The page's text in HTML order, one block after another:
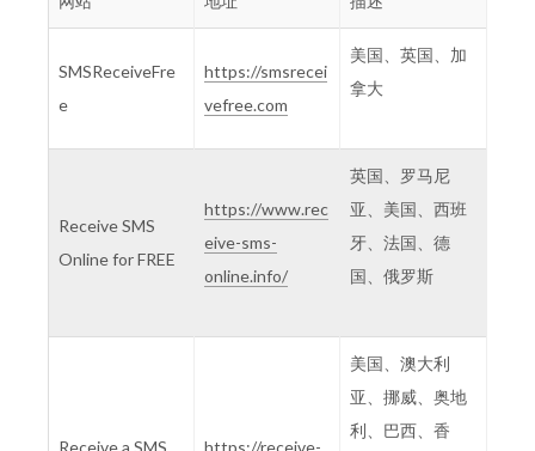
SMSReceiveFre
e
https://smsrecei
vefree.com
美国、英国、加
拿大
Receive SMS
Online for FREE
https://www.rec
eive-sms-
online.info/
英国、罗马尼
亚、美国、西班
牙、法国、德
国、俄罗斯
Receive a SMS
https://receive-
美国、澳大利
亚、挪威、奥地
利、巴西、香